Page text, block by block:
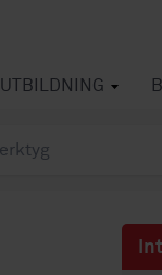
UTBILDNING